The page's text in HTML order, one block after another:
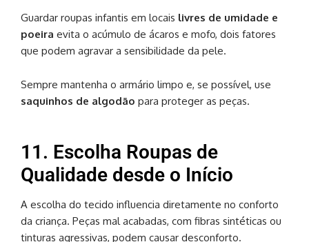
Guardar roupas infantis em locais livres de umidade e
poeira evita o acúmulo de ácaros e mofo, dois fatores
que podem agravar a sensibilidade da pele.
Sempre mantenha o armário limpo e, se possível, use
saquinhos de algodão para proteger as peças.
11. Escolha Roupas de
Qualidade desde o Início
A escolha do tecido influencia diretamente no conforto
da criança. Peças mal acabadas, com fibras sintéticas ou
tinturas agressivas, podem causar desconforto.